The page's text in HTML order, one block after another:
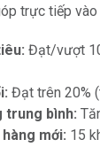
trực tiếp vào
Đạt/vượt
Đạt trên 20%
trung bình:
mới: 15